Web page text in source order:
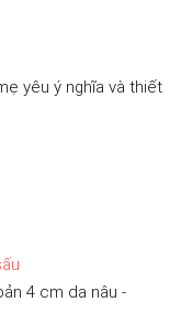
yêu ý nghĩa và thiết
4 cm da nâu -